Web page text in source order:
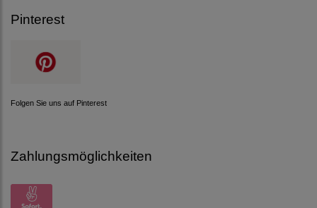
Pinterest
Folgen Sie uns auf Pinterest
Zahlungsmöglichkeiten